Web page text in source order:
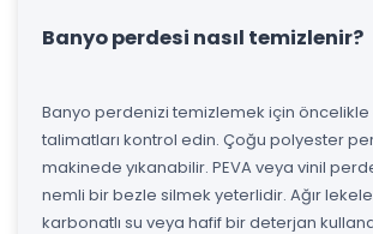
Banyo perdesi nasıl temizlenir?
Banyo perdenizi temizlemek için
talimatları kontrol edin. Çoğu polyester
makinede yıkanabilir. PEVA veya vinil
nemli bir bezle silmek yeterlidir. Ağır
karbonatlı su veya hafif bir deterjan